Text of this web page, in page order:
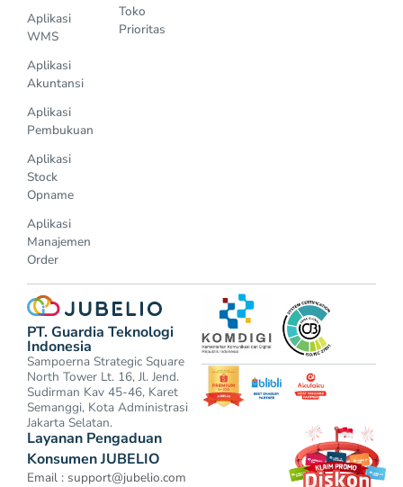
Aplikasi
WMS
Aplikasi
Akuntansi
Aplikasi
Pembukuan
Aplikasi
Stock
Opname
Aplikasi
Manajemen
Order
Toko
Prioritas
PT. Guardia Teknologi
Indonesia
Sampoerna Strategic Square
North Tower Lt. 16, Jl. Jend.
Sudirman Kav 45-46, Karet
Semanggi, Kota Administrasi
Jakarta Selatan.
Layanan Pengaduan
Konsumen JUBELIO
Email : support@jubelio.com